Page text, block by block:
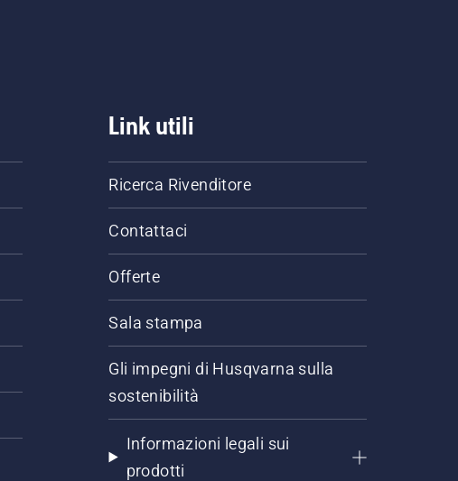
tronco
Link utili
Ricerca Rivenditore
Contattaci
Offerte
Sala stampa
Gli impegni di Husqvarna sulla
sostenibilità
Informazioni legali sui
prodotti